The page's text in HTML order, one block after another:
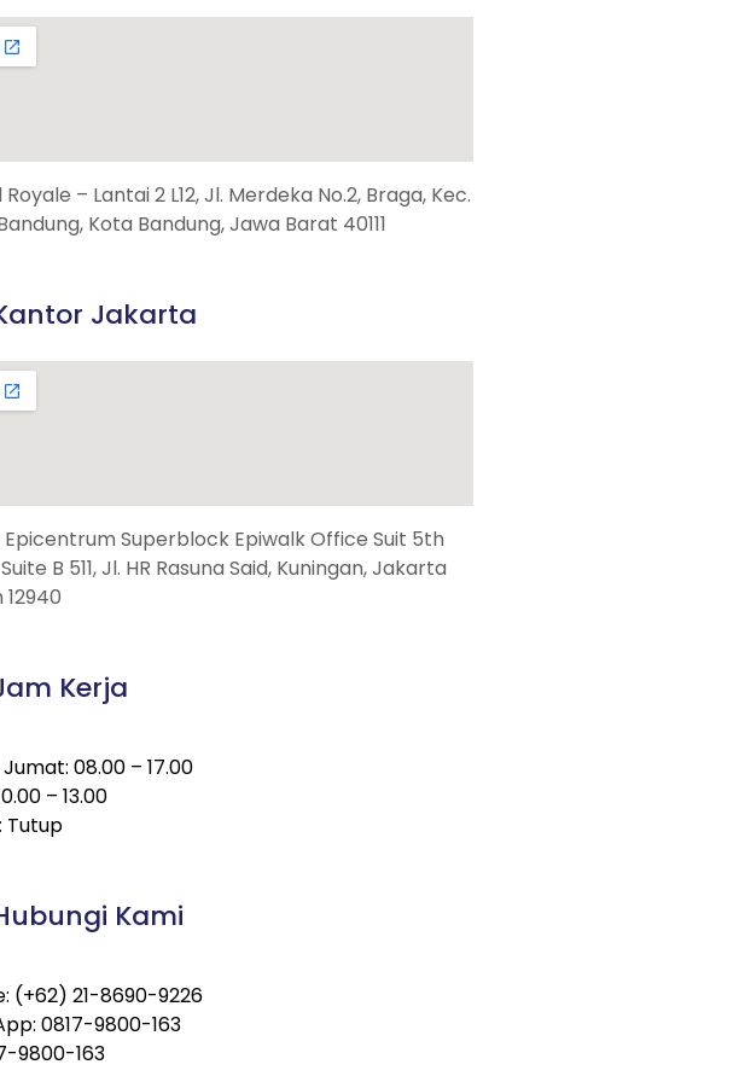
Royale – Lantai 2 L12, Jl. Merdeka No.2, Braga, Kec.
Kota Bandung, Jawa Barat 40111
Jakarta
Epicentrum Superblock Epiwalk Office Suit 5th
B 511, Jl. HR Rasuna Said, Kuningan, Jakarta
Kerja
08.00 – 17.00
– 13.00
Tutup
Kami
(+62) 21-8690-9226
0817-9800-163
9800-163